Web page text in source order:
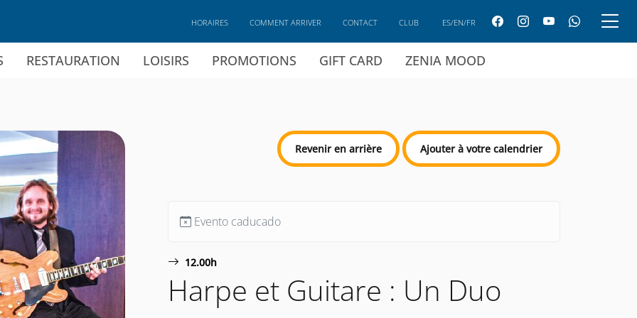
RESTAURATION LOISIRS PROMOTIONS GIFT CARD ZENIA MOOD
HORAIRES COMMENT ARRIVER CONTACT CLUB ES/EN/FR
Revenir en arrière Ajouter à votre calendrier
Evento caducado
12.00h
Harpe et Guitare : Un Duo